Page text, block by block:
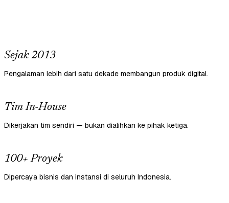
Sejak 2013
Pengalaman lebih dari satu dekade membangun produk digital.
Tim In-House
Dikerjakan tim sendiri — bukan dialihkan ke pihak ketiga.
100+ Proyek
Dipercaya bisnis dan instansi di seluruh Indonesia.